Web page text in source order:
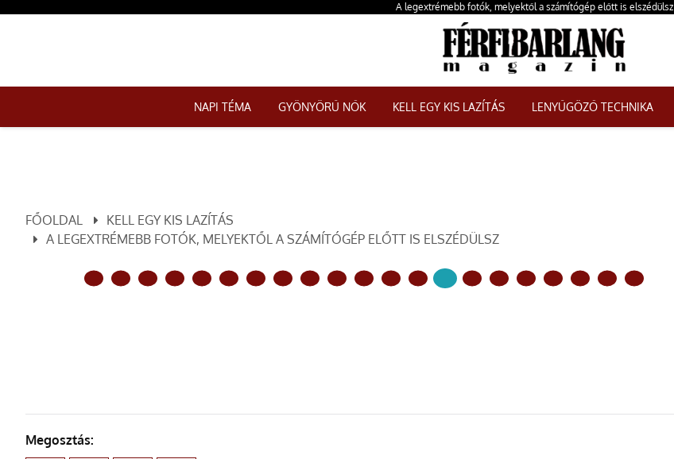
A legextrémebb fotók, melyektől a számítógép előtt is elszédülsz
NAPI TÉMA GYÖNYÖRŰ NŐK KELL EGY KIS LAZÍTÁS LENYŰGÖZŐ TECHNIKA
FŐOLDAL
KELL EGY KIS LAZÍTÁS
A LEGEXTRÉMEBB FOTÓK, MELYEKTŐL A SZÁMÍTÓGÉP ELŐTT IS ELSZÉDÜLSZ
Megosztás: